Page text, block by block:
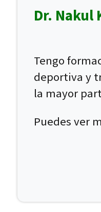
Dr. Nakul
Tengo
deportiva y
la mayor
Puedes ver